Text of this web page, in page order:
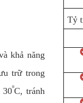
khả năng
trữ trong
30ºC, tránh
Tỷ